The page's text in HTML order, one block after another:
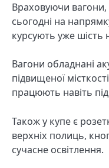
Враховуючи вагони,
сьогодні на
курсують уже шість
Вагони обладнані
підвищеної
працюють навіть
Також у купе є
верхніх полиць,
сучасне освітлення.